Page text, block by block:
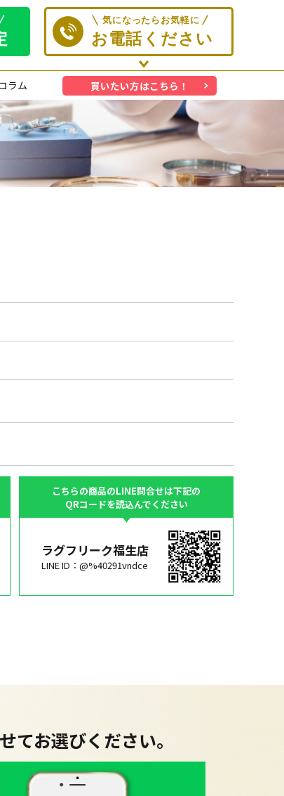
ラム 買いたい方はこちら！
こちらの商品のLINE問合せは下記の
QRコードを読込んでください
ラグフリーク福生店
LINE ID：@%40291vndce
お選びください。